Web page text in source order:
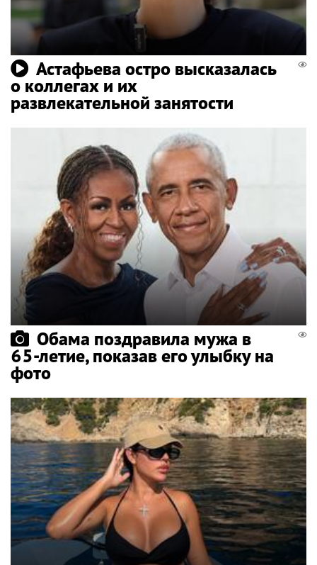
Астафьева остро высказалась
о коллегах и их
развлекательной занятости
Обама поздравила мужа в
65-летие, показав его улыбку на
фото